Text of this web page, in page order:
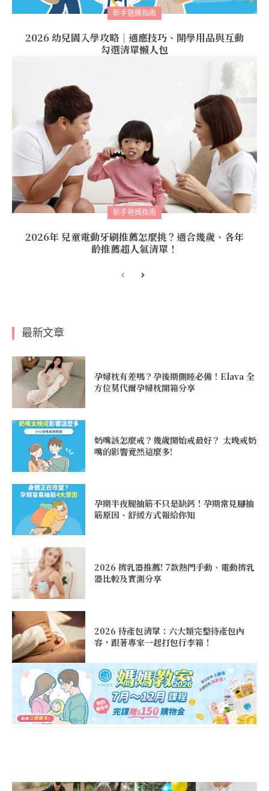
新手爸媽指南
2026 幼兒園入學攻略｜適應技巧、開學用品與互動
勾選清單懶人包
新手爸媽指南
2026年 兒童電動牙刷推薦怎麼挑？適合幾歲、各年
齡推薦超人氣清單！
最新文章
孕婦枕有差嗎？孕後期側睡必備！Elava 全
方位莫代爾孕婦枕開箱分享
奶嘴該怎麼戒？幾歲開始戒最好？ 太晚戒奶
嘴的影響竟然這麼多!
孕期半夜腿抽筋不只是缺鈣！孕期常見腳抽
筋原因、舒緩方式報給你知
2026 擠乳器推薦! 7款熱門手動、電動擠乳
器比較及實測分享
2026 待產包清單：六大類完整待產包內
容，跟著專家一起打包行李箱！